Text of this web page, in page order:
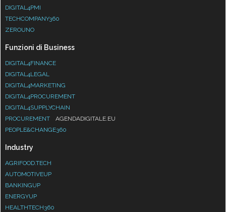
DIGITAL4PMI
TECHCOMPANY360
ZEROUNO
Funzioni di Business
DIGITAL4FINANCE
DIGITAL4LEGAL
DIGITAL4MARKETING
DIGITAL4PROCUREMENT
DIGITAL4SUPPLYCHAIN
PROCUREMENT
AGENDADIGITALE.EU
PEOPLE&CHANGE360
Industry
AGRIFOOD.TECH
AUTOMOTIVEUP
BANKINGUP
ENERGYUP
HEALTHTECH360